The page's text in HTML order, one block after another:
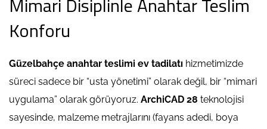
Konforu
Güzelbahçe anahtar teslimi ev tadilatı hizmetimizde
süreci sadece bir “usta yönetimi” olarak değil, bir “mimari
uygulama” olarak görüyoruz. ArchiCAD 28 teknolojisi
sayesinde, malzeme metrajlarını (fayans adedi, boya